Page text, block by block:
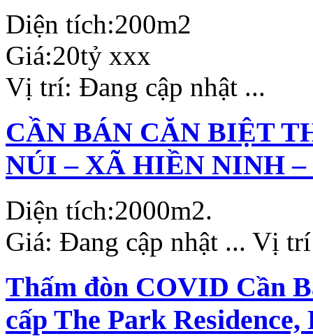
Diện tích:200m2
Giá:20tỷ xxx
Vị trí: Đang cập nhật ...
CẦN BÁN CĂN BIỆT
NÚI – XÃ HIỀN NINH –
Diện tích:2000m2.
Giá: Đang cập nhật ... Vị
Thấm đòn COVID Cần
cấp The Park